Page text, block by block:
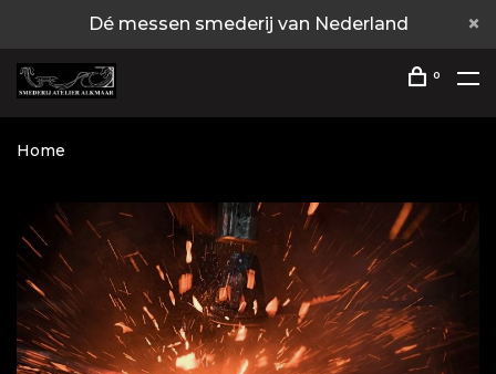
Dé messen smederij van Nederland
0
Home